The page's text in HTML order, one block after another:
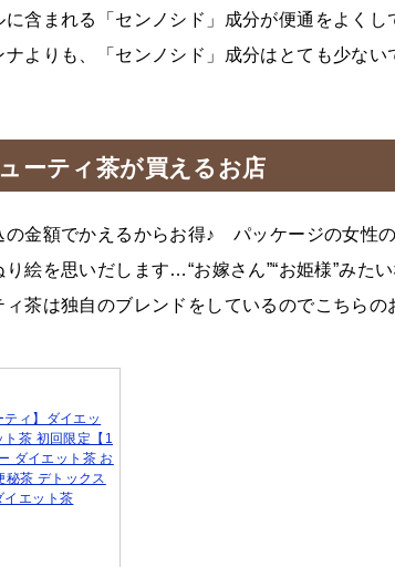
含まれる「センノシド」成分が便通をよくし
よりも、「センノシド」成分はとても少ない
ーティ茶が買えるお店
の金額でかえるからお得♪ パッケージの女性
絵を思いだします…“お嫁さん”“お姫様”みたい
茶は独自のブレンドをしているのでこちらの
ィ】ダイエッ
茶 初回限定【1
ダイエット茶 お
秘茶 デトックス
イエット茶